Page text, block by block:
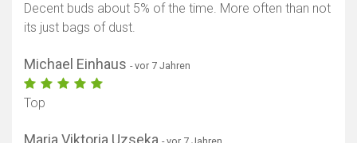
Decent buds about 5% of the time. More often than not
its just bags of dust.
Michael Einhaus - vor 7 Jahren
Top